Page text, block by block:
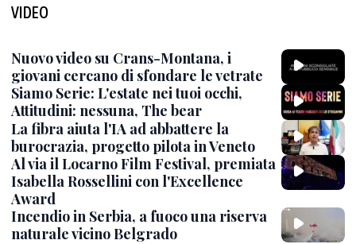
VIDEO
Nuovo video su Crans-Montana, i
giovani cercano di sfondare le vetrate
Siamo Serie: L'estate nei tuoi occhi,
Attitudini: nessuna, The bear
La fibra aiuta l'IA ad abbattere la
burocrazia, progetto pilota in Veneto
Al via il Locarno Film Festival, premiata
Isabella Rossellini con l'Excellence
Award
Incendio in Serbia, a fuoco una riserva
naturale vicino Belgrado